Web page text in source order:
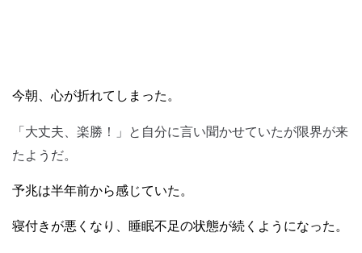
今朝、心が折れてしまった。
「大丈夫、楽勝！」と自分に言い聞かせていたが限界が来
たようだ。
予兆は半年前から感じていた。
寝付きが悪くなり、睡眠不足の状態が続くようになった。